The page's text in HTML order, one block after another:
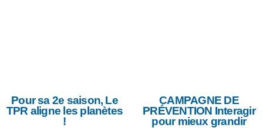
Pour sa 2e saison, Le
TPR aligne les planètes
!
CAMPAGNE DE
PRÉVENTION Interagir
pour mieux grandir